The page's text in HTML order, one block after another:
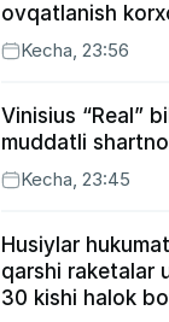
ovqatlanish
soliq toʻlagani
Kecha, 23:56
Vinisius “Real”
muddatli
Kecha, 23:45
Husiylar
qarshi raketalar
30 kishi halok